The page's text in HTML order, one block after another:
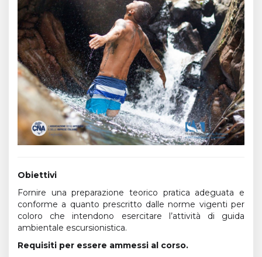
Obiettivi
Fornire una preparazione teorico pratica adeguata e
conforme a quanto prescritto dalle norme vigenti per
coloro che intendono esercitare l’attività di guida
ambientale escursionistica.
Requisiti per essere ammessi al corso.